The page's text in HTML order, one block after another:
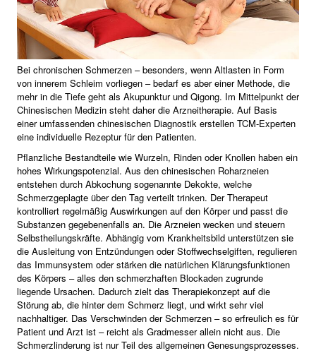
Bei chronischen Schmerzen – besonders, wenn Altlasten in Form
von innerem Schleim vorliegen – bedarf es aber einer Methode, die
mehr in die Tiefe geht als Akupunktur und Qigong. Im Mittelpunkt der
Chinesischen Medizin steht daher die Arzneitherapie. Auf Basis
einer umfassenden chinesischen Diagnostik erstellen TCM-Experten
eine individuelle Rezeptur für den Patienten.
Pflanzliche Bestandteile wie Wurzeln, Rinden oder Knollen haben ein
hohes Wirkungspotenzial. Aus den chinesischen Roharzneien
entstehen durch Abkochung sogenannte Dekokte, welche
Schmerzgeplagte über den Tag verteilt trinken. Der Therapeut
kontrolliert regelmäßig Auswirkungen auf den Körper und passt die
Substanzen gegebenenfalls an. Die Arzneien wecken und steuern
Selbstheilungskräfte. Abhängig vom Krankheitsbild unterstützen sie
die Ausleitung von Entzündungen oder Stoffwechselgiften, regulieren
das Immunsystem oder stärken die natürlichen Klärungsfunktionen
des Körpers – alles den schmerzhaften Blockaden zugrunde
liegende Ursachen. Dadurch zielt das Therapiekonzept auf die
Störung ab, die hinter dem Schmerz liegt, und wirkt sehr viel
nachhaltiger. Das Verschwinden der Schmerzen – so erfreulich es für
Patient und Arzt ist – reicht als Gradmesser allein nicht aus. Die
Schmerzlinderung ist nur Teil des allgemeinen Genesungsprozesses.